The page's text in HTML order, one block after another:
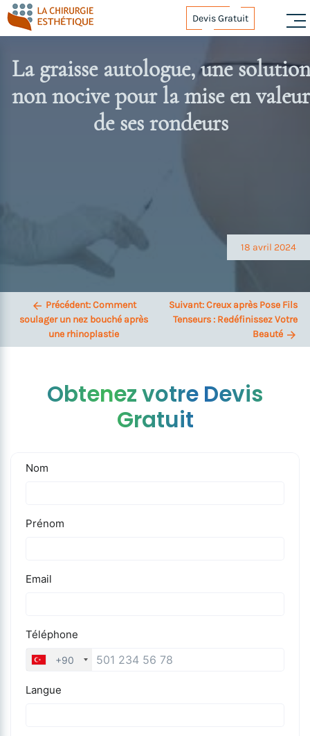
Skip
to
content
Devis Gratuit
La graisse autologue, une solution
non nocive pour la mise en valeur
de ses rondeurs
18 avril 2024
Précédent:Comment
soulager un nez bouché après
une rhinoplastie
Suivant:Creux après Pose Fils
Tenseurs : Redéfinissez Votre
Beauté
Obtenez votre Devis
Gratuit